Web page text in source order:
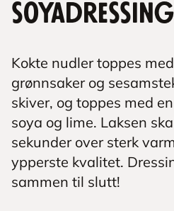
soyadressing
Kokte nudler toppes
grønnsaker og
skiver, og toppes med
soya og lime. Laksen
sekunder over sterk
ypperste kvalitet.
sammen til slutt!